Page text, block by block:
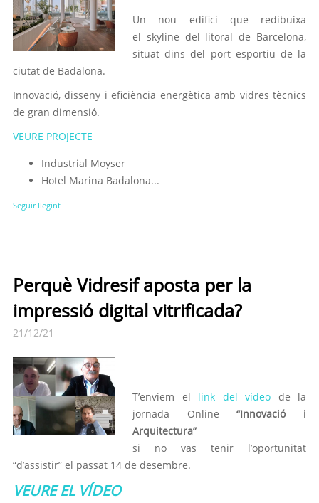
Un nou edifici que redibuixa
el skyline del litoral de Barcelona,
situat dins del port esportiu de la
ciutat de Badalona.
Innovació, disseny i eficiència energètica amb vidres tècnics
de gran dimensió.
VEURE PROJECTE
Industrial Moyser
Hotel Marina Badalona...
Seguir llegint
Perquè Vidresif aposta per la
impressió digital vitrificada?
21/12/21
T’enviem el link del vídeo de la
jornada Online“Innovació i
Arquitectura”
si no vas tenir l’oportunitat
“d’assistir” el passat 14 de desembre.
VEURE EL VÍDEO